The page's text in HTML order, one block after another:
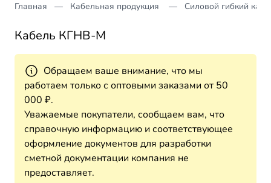
Главная Кабельная продукция Силовой гибкий
Кабель КГНВ-М
Обращаем ваше внимание, что мы
работаем только с оптовыми заказами от 50
000 ₽.
Уважаемые покупатели, сообщаем вам, что
справочную информацию и соответствующее
оформление документов для разработки
сметной документации компания не
предоставляет.